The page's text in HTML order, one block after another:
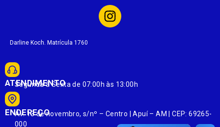
Darline Koch. Matrícula 1760
ATENDIMENTO
Segunda à Sexta de 07:00h às 13:00h
ENDEREÇO
Av. 13 de novembro, s/nº – Centro | Apuí – AM | CEP: 69265-
000